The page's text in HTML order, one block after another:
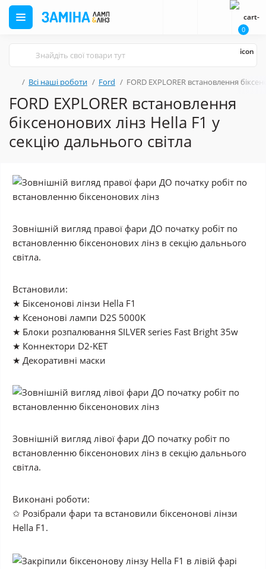
0
Всі наші роботи Ford FORD EXPLORER встановлення
FORD EXPLORER встановлення
біксенонових лінз Hella F1 у
секцію дальнього світла
Зовнішній вигляд правої фари ДО початку робіт по
встановленню біксенонових лінз в секцію дальнього
світла.
Встановили:
★ Біксенонові лінзи Hella F1
★ Ксенонові лампи D2S 5000K
★ Блоки розпалювання SILVER series Fast Bright 35w
★ Коннектори D2-KET
★ Декоративні маски
Зовнішній вигляд лівої фари ДО початку робіт по
встановленню біксенонових лінз в секцію дальнього
світла.
Виконані роботи:
✩ Розібрали фари та встановили біксенонові лінзи
Hella F1.